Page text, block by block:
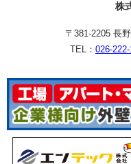
株
〒381-2205 長
TEL： 026-